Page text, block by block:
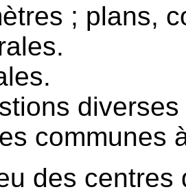
; plans,
communes
des centres